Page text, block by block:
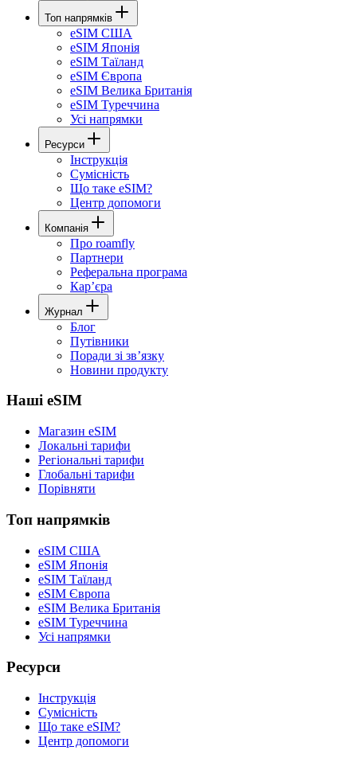
Топ напрямків
eSIM США
eSIM Японія
eSIM Таїланд
eSIM Європа
eSIM Велика Британія
eSIM Туреччина
Усі напрямки
Ресурси
Інструкція
Сумісність
Що таке eSIM?
Центр допомоги
Компанія
Про roamfly
Партнери
Реферальна програма
Карʼєра
Журнал
Блог
Путівники
Поради зі звʼязку
Новини продукту
Наші eSIM
Магазин eSIM
Локальні тарифи
Регіональні тарифи
Глобальні тарифи
Порівняти
Топ напрямків
eSIM США
eSIM Японія
eSIM Таїланд
eSIM Європа
eSIM Велика Британія
eSIM Туреччина
Усі напрямки
Ресурси
Інструкція
Сумісність
Що таке eSIM?
Центр допомоги